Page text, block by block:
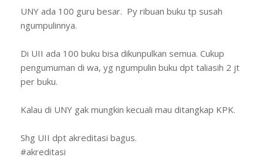
UNY ada 100 guru besar. Py ribuan buku tp susah
ngumpulinnya.
Di UII ada 100 buku bisa dikunpulkan semua. Cukup
pengumuman di wa, yg ngumpulin buku dpt taliasih 2 jt
per buku.
Kalau di UNY gak mungkin kecuali mau ditangkap KPK.
Shg UII dpt akreditasi bagus.
#akreditasi